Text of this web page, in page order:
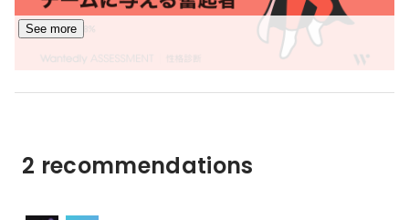
See more
2 recommendations